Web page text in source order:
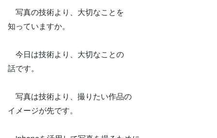
写真の技術より、大切なことを
知っていますか。
今日は技術より、大切なことの
話です。
写真は技術より、撮りたい作品の
イメージが先です。